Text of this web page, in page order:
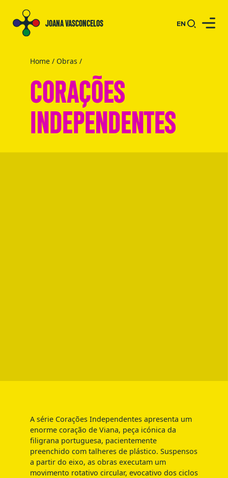
JOANA VASCONCELOS EN
Home / Obras /
CORAÇÕES
INDEPENDENTES
A série Corações Independentes apresenta um
enorme coração de Viana, peça icónica da
filigrana portuguesa, pacientemente
preenchido com talheres de plástico. Suspensos
a partir do eixo, as obras executam um
movimento rotativo circular, evocativo dos ciclos